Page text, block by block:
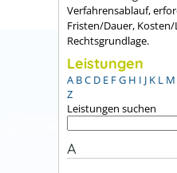
Verfahrensablauf,
Fristen/Dauer,
Rechtsgrundlage.
Leistungen
A BC D E FG H I J K L M
Z
Leistungen suchen
A